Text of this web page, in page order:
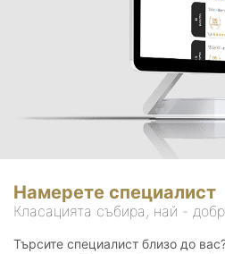
Намерете специалист
Класацията събира, най -
Търсите специалист близо до